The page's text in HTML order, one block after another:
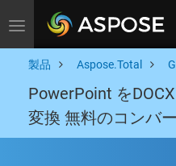
Toggle navigation
製品 Aspose.Total
PowerPoint を
変換 無料のコンバ